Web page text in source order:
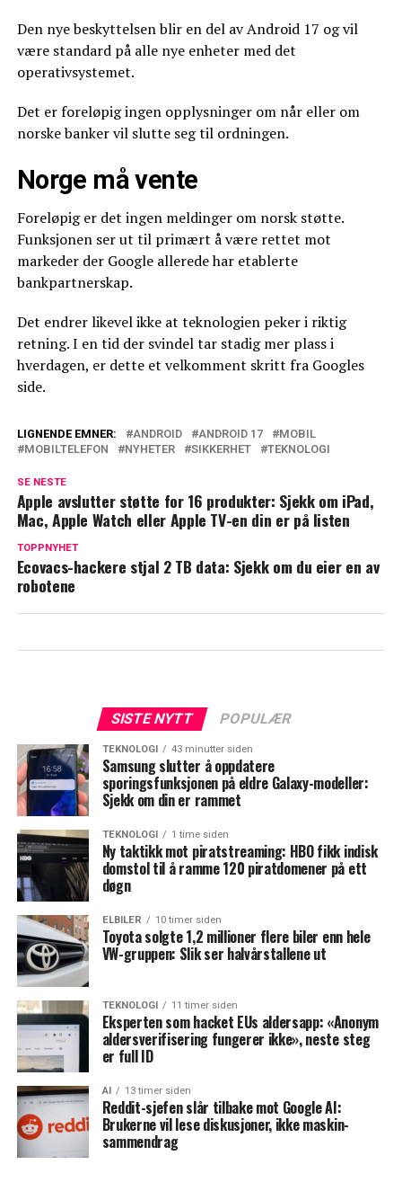
Den nye beskyttelsen blir en del av Android 17 og vil
være standard på alle nye enheter med det
operativsystemet.
Det er foreløpig ingen opplysninger om når eller om
norske banker vil slutte seg til ordningen.
Norge må vente
Foreløpig er det ingen meldinger om norsk støtte.
Funksjonen ser ut til primært å være rettet mot
markeder der Google allerede har etablerte
bankpartnerskap.
Det endrer likevel ikke at teknologien peker i riktig
retning. I en tid der svindel tar stadig mer plass i
hverdagen, er dette et velkomment skritt fra Googles
side.
LIGNENDE EMNER: ANDROID ANDROID 17
MOBIL
MOBILTELEFON
NYHETER SIKKERHET TEKNOLOGI
SE NESTE
Apple avslutter støtte for 16 produkter: Sjekk om iPad,
Mac, Apple Watch eller Apple TV-en din er på listen
TOPPNYHET
Ecovacs-hackere stjal 2 TB data: Sjekk om du eier en av
robotene
SISTE NYTT POPULÆR
TEKNOLOGI 43 minutter siden
Samsung slutter å oppdatere
sporingsfunksjonen på eldre Galaxy-modeller:
Sjekk om din er rammet
TEKNOLOGI 1 time siden
Ny taktikk mot piratstreaming: HBO fikk indisk
domstol til å ramme 120 piratdomener på ett
døgn
ELBILER 10 timer siden
Toyota solgte 1,2 millioner flere biler enn hele
VW-gruppen: Slik ser halvårstallene ut
TEKNOLOGI 11 timer siden
Eksperten som hacket EUs aldersapp: «Anonym
aldersverifisering fungerer ikke», neste steg
er full ID
AI 13 timer siden
Reddit-sjefen slår tilbake mot Google AI:
Brukerne vil lese diskusjoner, ikke maskin-
sammendrag